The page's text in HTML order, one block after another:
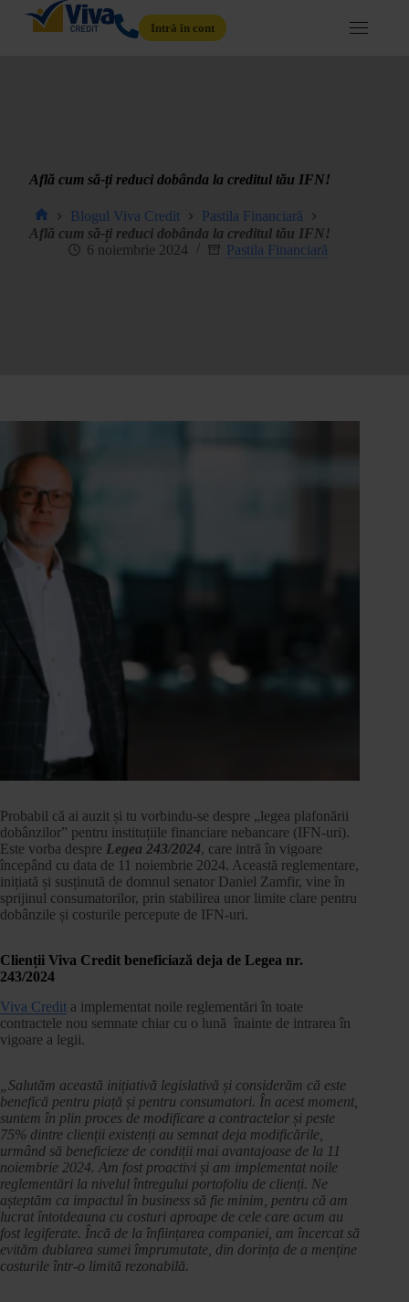
Intră în cont
Află cum să-ți reduci dobânda la creditul tău IFN!
Blogul Viva Credit
Pastila Financiară
Află cum să-ți reduci dobânda la creditul tău IFN!
6 noiembrie 2024
Pastila Financiară
Probabil că ai auzit și tu vorbindu-se despre „legea plafonării
dobânzilor” pentru instituțiile financiare nebancare (IFN-uri).
Este vorba despre Legea 243/2024, care intră în vigoare
începând cu data de 11 noiembrie 2024. Această reglementare,
inițiată și susținută de domnul senator Daniel Zamfir, vine în
sprijinul consumatorilor, prin stabilirea unor limite clare pentru
dobânzile și costurile percepute de IFN-uri.
Clienții Viva Credit beneficiază deja de Legea nr.
243/2024
Viva Credit a implementat noile reglementări în toate
contractele nou semnate chiar cu o lună înainte de intrarea în
vigoare a legii.
„Salutăm această inițiativă legislativă și considerăm că este
benefică pentru piață și pentru consumatori. În acest moment,
suntem în plin proces de modificare a contractelor și peste
75% dintre clienții existenți au semnat deja modificările,
urmând să beneficieze de condiții mai avantajoase de la 11
noiembrie 2024. Am fost proactivi și am implementat noile
reglementări la nivelul întregului portofoliu de clienți. Ne
așteptăm ca impactul în business să fie minim, pentru că am
lucrat întotdeauna cu costuri aproape de cele care acum au
fost legiferate. Încă de la înființarea companiei, am încercat să
evităm dublarea sumei împrumutate, din dorința de a menține
costurile într-o limită rezonabilă.